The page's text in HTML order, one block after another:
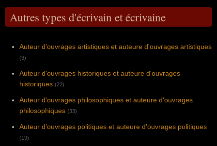
Autres types d'écrivain et écrivaine
Auteur d'ouvrages artistiques et auteure d'ouvrages artistiques
(3)
Auteur d'ouvrages historiques et auteure d'ouvrages
historiques (22)
Auteur d'ouvrages philosophiques et auteure d'ouvrages
philosophiques (33)
Auteur d'ouvrages politiques et auteure d'ouvrages politiques
(19)